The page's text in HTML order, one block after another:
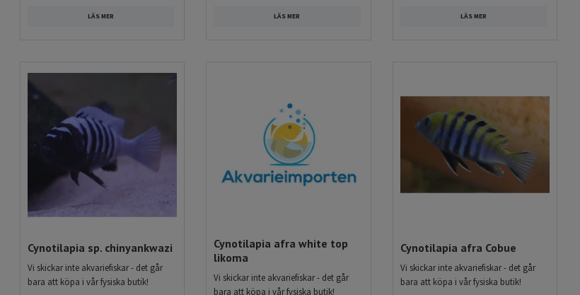
LÄS MER LÄS MER LÄS MER
Cynotilapia sp. chinyankwazi
Vi skickar inte akvariefiskar - det går
bara att köpa i vår fysiska butik!
Cynotilapia afra white top
likoma
Vi skickar inte akvariefiskar - det går
bara att köpa i vår fysiska butik!
Cynotilapia afra Cobue
Vi skickar inte akvariefiskar - det går
bara att köpa i vår fysiska butik!